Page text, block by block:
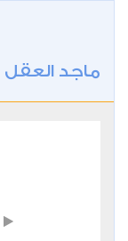
ماجد